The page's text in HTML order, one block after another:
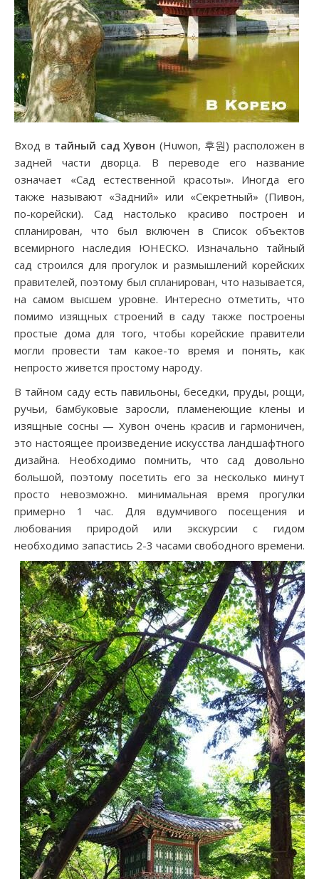
Вход в тайный сад Хувон (Huwon, 후원) расположен в
задней части дворца. В переводе его название
означает «Сад естественной красоты». Иногда его
также называют «Задний» или «Секретный» (Пивон,
по-корейски). Сад настолько красиво построен и
спланирован, что был включен в Список объектов
всемирного наследия ЮНЕСКО. Изначально тайный
сад строился для прогулок и размышлений корейских
правителей, поэтому был спланирован, что называется,
на самом высшем уровне. Интересно отметить, что
помимо изящных строений в саду также построены
простые дома для того, чтобы корейские правители
могли провести там какое-то время и понять, как
непросто живется простому народу.
В тайном саду есть павильоны, беседки, пруды, рощи,
ручьи, бамбуковые заросли, пламенеющие клены и
изящные сосны — Хувон очень красив и гармоничен,
это настоящее произведение искусства ландшафтного
дизайна. Необходимо помнить, что сад довольно
большой, поэтому посетить его за несколько минут
просто невозможно. минимальная время прогулки
примерно 1 час. Для вдумчивого посещения и
любования природой или экскурсии с гидом
необходимо запастись 2-3 часами свободного времени.